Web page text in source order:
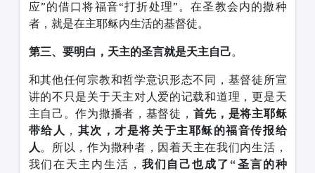
应”的借口将福音“打折处理”。在圣教会内的撒种
者，就是在主耶稣内生活的基督徒。
第三、要明白，天主的圣言就是天主自己。
和其他任何宗教和哲学意识形态不同，基督徒所宣
讲的不只是关于天主对人爱的记载和道理，更是天
主自己。作为撒播者，基督徒， 首先，是将主耶稣
带给人 ， 其次，才是将关于主耶稣的福音传报给
人。所以，作为撒种者，因着天主在我们内生活，
我们在天主内生活， 我们自己也成了“圣言的种